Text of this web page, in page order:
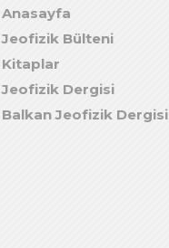
Anasayfa
Jeofizik Bülteni
Kitaplar
Jeofizik Dergisi
Balkan Jeofizik Dergisi